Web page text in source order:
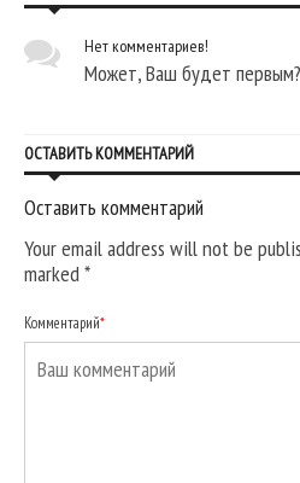
Нет комментариев!
Может, Ваш будет первым?
ОСТАВИТЬ КОММЕНТАРИЙ
Оставить комментарий
Your email address will not be
marked*
Комментарий*